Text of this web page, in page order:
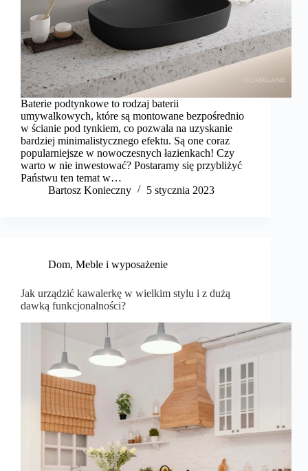
Baterie podtynkowe to rodzaj baterii
umywalkowych, które są montowane bezpośrednio
w ścianie pod tynkiem, co pozwala na uzyskanie
bardziej minimalistycznego efektu. Są one coraz
popularniejsze w nowoczesnych łazienkach! Czy
warto w nie inwestować? Postaramy się przybliżyć
Państwu ten temat w…
Bartosz Konieczny
5 stycznia 2023
Dom, Meble i wyposażenie
Jak urządzić kawalerkę w wielkim stylu i z dużą
dawką funkcjonalności?